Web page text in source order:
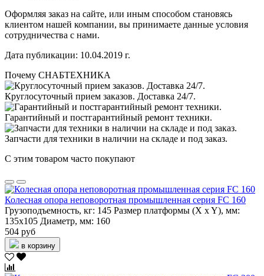
Оформляя заказ на сайте, или иным способом становясь
клиентом нашей компании, вы принимаете данные условия
сотрудничества с нами.
Дата публикации: 10.04.2019 г.
Почему СНАБТЕХНИКА
Круглосуточный прием заказов. Доставка 24/7.
Гарантийный и постгарантийный ремонт техники.
Запчасти для техники в наличии на складе и под заказ.
С этим товаром часто покупают
Колесная опора неповоротная промышленная серия FC 160
Грузоподъемность, кг: 145 Размер платформы (X x Y), мм:
135х105 Диаметр, мм: 160
504 руб
в корзину